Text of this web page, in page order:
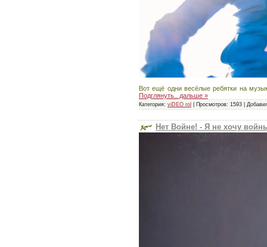
Вот ещё одни весёлые ребятки на
Подглянуть.. дальше »
Категория: viDEO rol Просмотров: 1593
Нет Войне! - Я не хочу